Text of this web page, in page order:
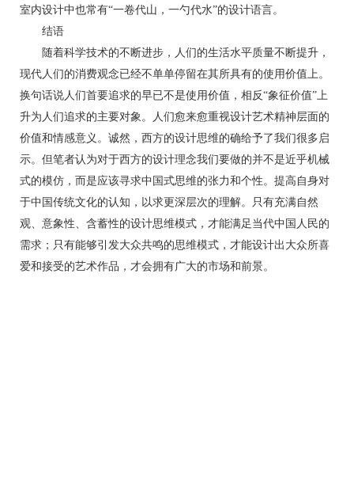
室内设计中也常有“一卷代山，一勺代水”的设计语言。
结语
随着科学技术的不断进步，人们的生活水平质量不断提升，
现代人们的消费观念已经不单单停留在其所具有的使用价值上。
换句话说人们首要追求的早已不是使用价值，相反“象征价值”上
升为人们追求的主要对象。人们愈来愈重视设计艺术精神层面的
价值和情感意义。诚然，西方的设计思维的确给予了我们很多启
示。但笔者认为对于西方的设计理念我们要做的并不是近乎机械
式的模仿，而是应该寻求中国式思维的张力和个性。提高自身对
于中国传统文化的认知，以求更深层次的理解。只有充满自然
观、意象性、含蓄性的设计思维模式，才能满足当代中国人民的
需求；只有能够引发大众共鸣的思维模式，才能设计出大众所喜
爱和接受的艺术作品，才会拥有广大的市场和前景。